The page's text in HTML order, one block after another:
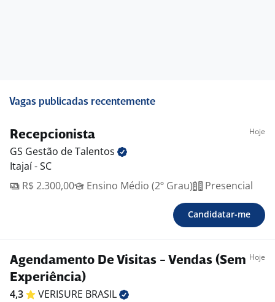
Vagas publicadas recentemente
Recepcionista Hoje
GS Gestão deTalentos
Itajaí - SC
R$ 2.300,00
Ensino Médio (2º Grau) Presencial
Candidatar-me
Agendamento De Visitas - Vendas (Sem
Experiência)
Hoje
4,3 VERISURE BRASIL